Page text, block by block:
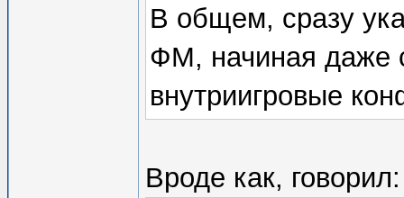
В общем, сразу
ФМ, начиная даже
внутриигровые
Вроде как, говорил: